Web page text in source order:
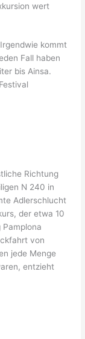
wert
kommt
Fall haben
bis Ainsa.
Richtung
N 240 in
Adlerschlucht
der etwa 10
von
jede Menge
entzieht